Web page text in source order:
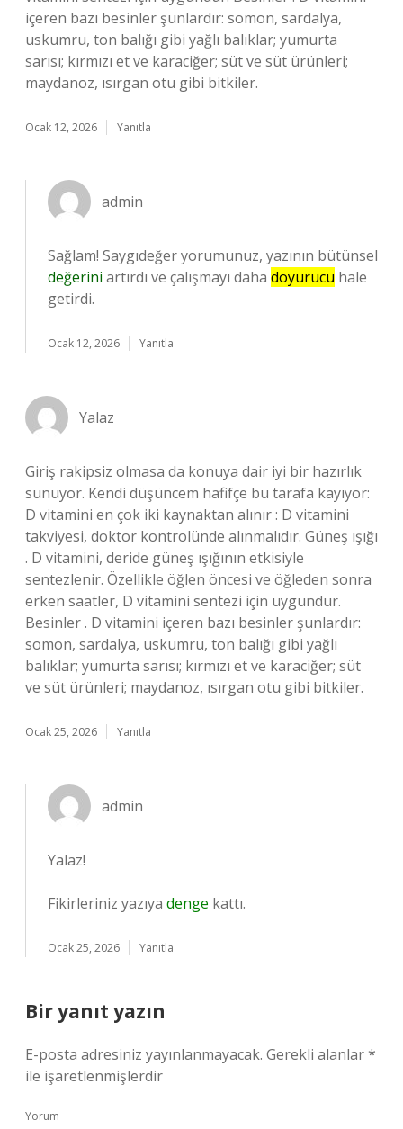
içeren bazı besinler şunlardır: somon, sardalya,
uskumru, ton balığı gibi yağlı balıklar; yumurta
sarısı; kırmızı et ve karaciğer; süt ve süt ürünleri;
maydanoz, ısırgan otu gibi bitkiler.
Ocak 12, 2026 Yanıtla
admin
Sağlam! Saygıdeğer yorumunuz, yazının bütünsel
değerini artırdı ve çalışmayı daha doyurucu hale
getirdi.
Ocak 12, 2026 Yanıtla
Yalaz
Giriş rakipsiz olmasa da konuya dair iyi bir hazırlık
sunuyor. Kendi düşüncem hafifçe bu tarafa kayıyor:
D vitamini en çok iki kaynaktan alınır : D vitamini
takviyesi, doktor kontrolünde alınmalıdır. Güneş ışığı
. D vitamini, deride güneş ışığının etkisiyle
sentezlenir. Özellikle öğlen öncesi ve öğleden sonra
erken saatler, D vitamini sentezi için uygundur.
Besinler . D vitamini içeren bazı besinler şunlardır:
somon, sardalya, uskumru, ton balığı gibi yağlı
balıklar; yumurta sarısı; kırmızı et ve karaciğer; süt
ve süt ürünleri; maydanoz, ısırgan otu gibi bitkiler.
Ocak 25, 2026 Yanıtla
admin
Yalaz!
Fikirleriniz yazıya denge kattı.
Ocak 25, 2026 Yanıtla
Bir yanıt yazın
E-posta adresiniz yayınlanmayacak. Gerekli alanlar*
ile işaretlenmişlerdir
Yorum